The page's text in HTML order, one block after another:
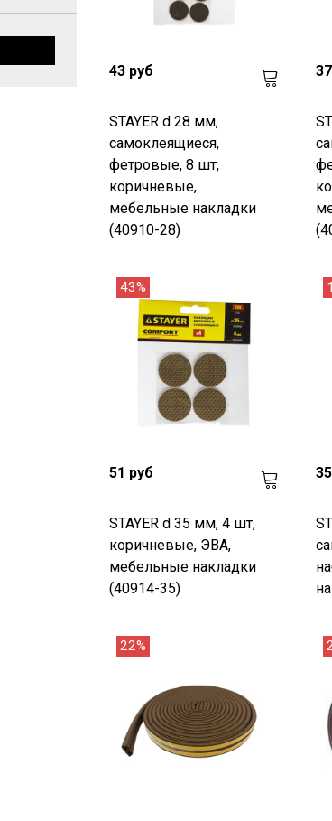
43 руб
STAYER d 28 мм,
самоклеящиеся,
фетровые, 8 шт,
коричневые,
мебельные накладки
(40910-28)
43%
51 руб
STAYER d 35 мм, 4 шт,
коричневые, ЭВА,
мебельные накладки
(40914-35)
22%